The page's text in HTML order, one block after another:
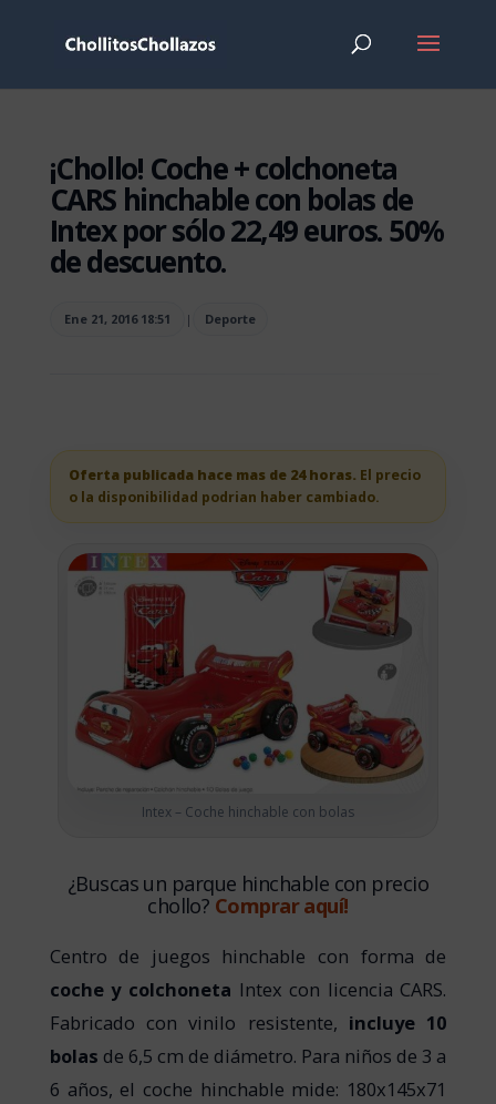
¡Chollo! Coche + colchoneta
CARS hinchable con bolas de
Intex por sólo 22,49 euros. 50%
de descuento.
Ene 21, 2016 18:51 | Deporte
Oferta publicada hace mas de 24 horas. El precio
o la disponibilidad podrian haber cambiado.
Intex – Coche hinchable con bolas
¿Buscas un parque hinchable con precio
chollo? Comprar aquí!
Centro de juegos hinchable con forma de
coche y colchoneta Intex con licencia CARS.
Fabricado con vinilo resistente, incluye 10
bolas de 6,5 cm de diámetro. Para niños de 3 a
6 años, el coche hinchable mide: 180x145x71